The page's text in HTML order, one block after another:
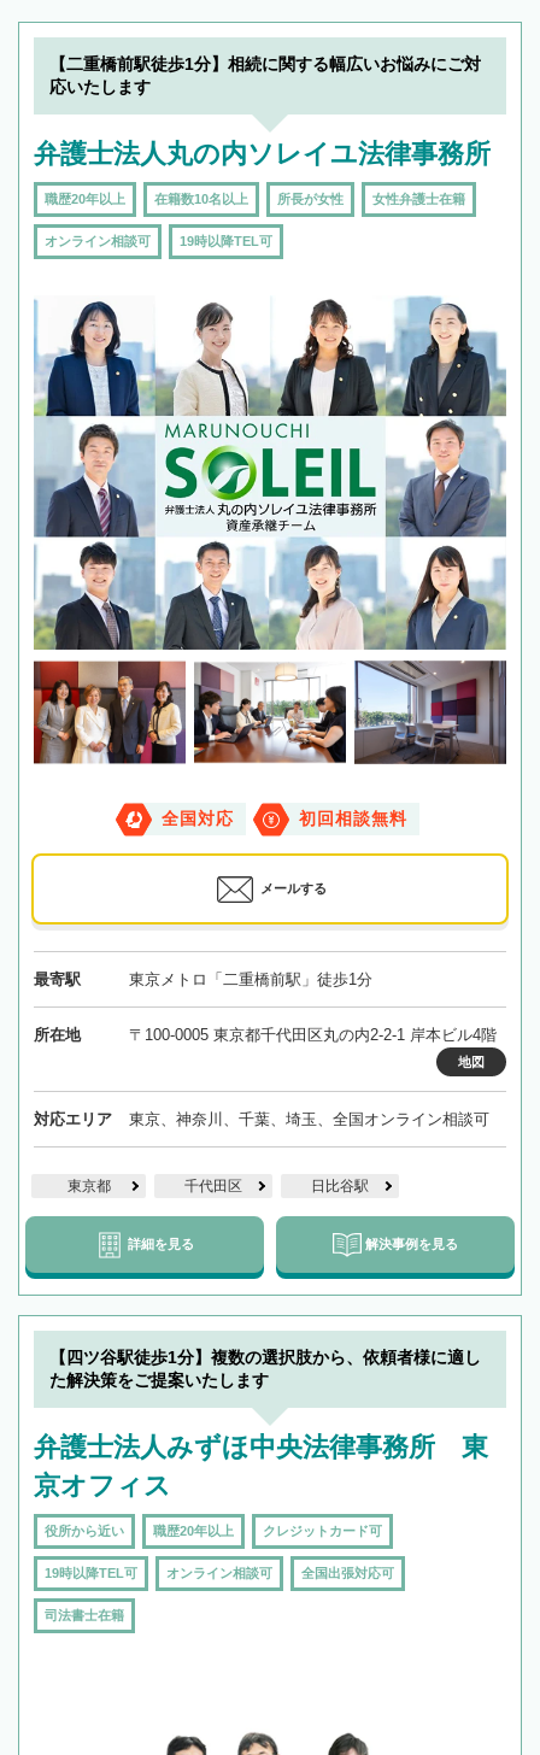
できます。また、相続は感情がからむ分野なの
でフィーリングも重要です。実際に電話や面談
で複数の弁護士と会話をしてウマが合う方に依
【二重橋前駅徒歩1分】相続に関する幅広いお悩みにご対
応いたします
弁護士法人丸の内ソレイユ法律事務所
職歴20年以上 在籍数10名以上 所長が女性 女性弁護士在籍
オンライン相談可 19時以降TEL可
全国対応 初回相談無料
メールする
最寄駅 東京メトロ「二重橋前駅」徒歩1分
所在地 〒100-0005 東京都千代田区丸の内2-2-1 岸本ビル4階
地図
対応エリア 東京、神奈川、千葉、埼玉、全国オンライン相談可
東京都 千代田区 日比谷駅
詳細を見る 解決事例を見る
【四ツ谷駅徒歩1分】複数の選択肢から、依頼者様に適し
た解決策をご提案いたします
弁護士法人みずほ中央法律事務所 東
京オフィス
役所から近い 職歴20年以上 クレジットカード可
19時以降TEL可 オンライン相談可 全国出張対応可
司法書士在籍